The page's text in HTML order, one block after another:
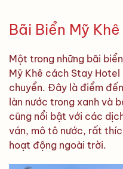
Bãi Biển Mỹ Khê
Một trong những bãi
Mỹ Khê cách Stay
chuyển. Đây là điểm
làn nước trong xanh và
cũng nổi bật với các
ván, mô tô nước, rất
hoạt động ngoài trời.